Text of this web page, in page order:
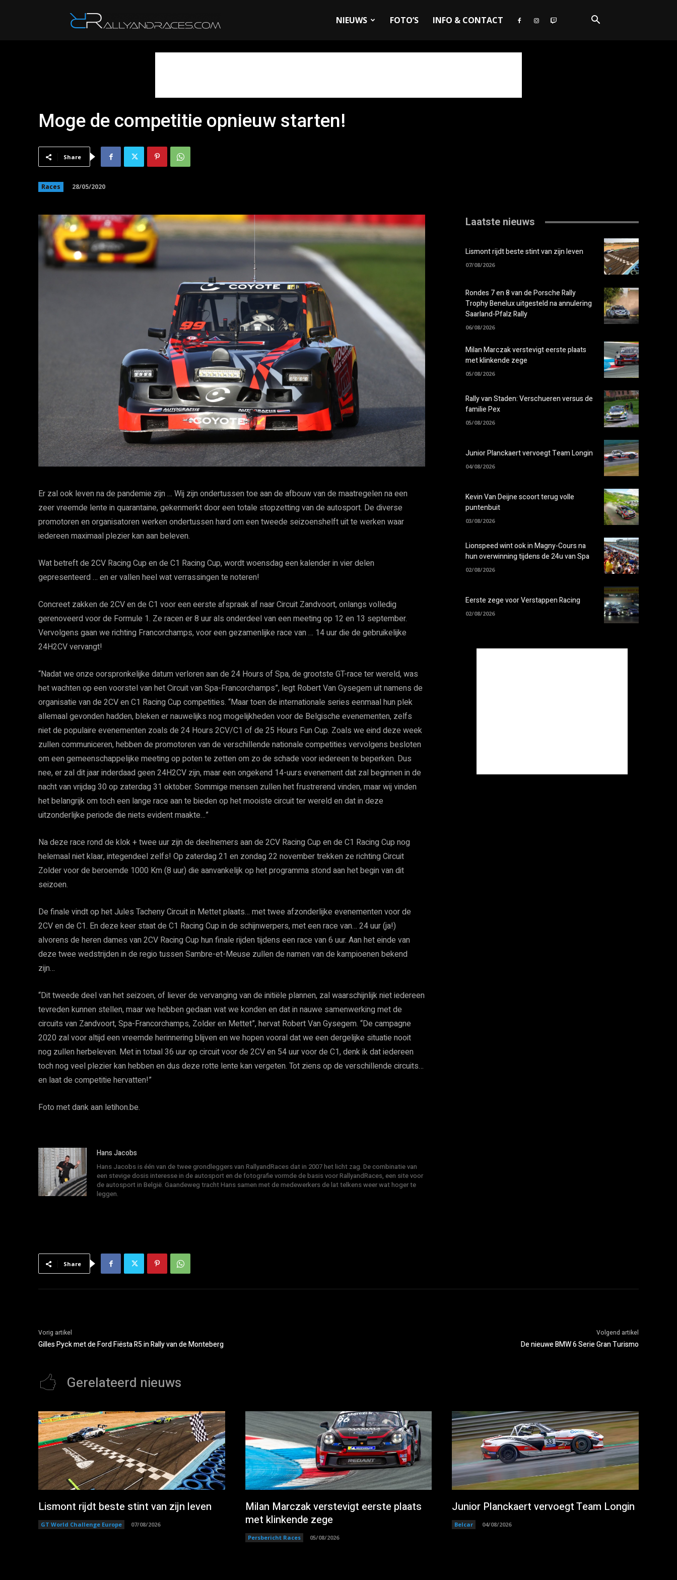
NIEUWS FOTO’S INFO & CONTACT
Moge de competitie opnieuw starten!
Share
Races 28/05/2020
Er zal ook leven na de pandemie zijn … Wij zijn ondertussen toe aan de afbouw van de maatregelen na een
zeer vreemde lente in quarantaine, gekenmerkt door een totale stopzetting van de autosport. De diverse
promotoren en organisatoren werken ondertussen hard om een tweede seizoenshelft uit te werken waar
iedereen maximaal plezier kan aan beleven.
Wat betreft de 2CV Racing Cup en de C1 Racing Cup, wordt woensdag een kalender in vier delen
gepresenteerd … en er vallen heel wat verrassingen te noteren!
Concreet zakken de 2CV en de C1 voor een eerste afspraak af naar Circuit Zandvoort, onlangs volledig
gerenoveerd voor de Formule 1. Ze racen er 8 uur als onderdeel van een meeting op 12 en 13 september.
Vervolgens gaan we richting Francorchamps, voor een gezamenlijke race van … 14 uur die de gebruikelijke
24H2CV vervangt!
“Nadat we onze oorspronkelijke datum verloren aan de 24 Hours of Spa, de grootste GT-race ter wereld, was
het wachten op een voorstel van het Circuit van Spa-Francorchamps”, legt Robert Van Gysegem uit namens de
organisatie van de 2CV en C1 Racing Cup competities. “Maar toen de internationale series eenmaal hun plek
allemaal gevonden hadden, bleken er nauwelijks nog mogelijkheden voor de Belgische evenementen, zelfs
niet de populaire evenementen zoals de 24 Hours 2CV/C1 of de 25 Hours Fun Cup. Zoals we eind deze week
zullen communiceren, hebben de promotoren van de verschillende nationale competities vervolgens besloten
om een ​​gemeenschappelijke meeting op poten te zetten om zo de schade voor iedereen te beperken. Dus
nee, er zal dit jaar inderdaad geen 24H2CV zijn, maar een ongekend 14-uurs evenement dat zal beginnen in de
nacht van vrijdag 30 op zaterdag 31 oktober. Sommige mensen zullen het frustrerend vinden, maar wij vinden
het belangrijk om toch een lange ​​race aan te bieden op het mooiste circuit ter wereld en dat in deze
uitzonderlijke periode die niets evident maakte…”
Na deze race rond de klok + twee uur zijn de deelnemers aan de 2CV Racing Cup en de C1 Racing Cup nog
helemaal niet klaar, integendeel zelfs! Op zaterdag 21 en zondag 22 november trekken ze richting Circuit
Zolder voor de beroemde 1000 Km (8 uur) die aanvankelijk op het programma stond aan het begin van dit
seizoen.
De finale vindt op het Jules Tacheny Circuit in Mettet plaats… met twee afzonderlijke evenementen voor de
2CV en de C1. En deze keer staat de C1 Racing Cup in de schijnwerpers, met een race van… 24 uur (ja!)
alvorens de heren dames van 2CV Racing Cup hun finale rijden tijdens een race van 6 uur. Aan het einde van
deze twee wedstrijden in de regio tussen Sambre-et-Meuse zullen de namen van de kampioenen bekend
zijn…
“Dit tweede deel van het seizoen, of liever de vervanging van de initiële plannen, zal waarschijnlijk niet iedereen
tevreden kunnen stellen, maar we hebben gedaan wat we konden en dat in nauwe samenwerking met de
circuits van Zandvoort, Spa-Francorchamps, Zolder en Mettet”, hervat Robert Van Gysegem. “De campagne
2020 zal voor altijd een vreemde herinnering blijven en we hopen vooral dat we een dergelijke situatie nooit
nog zullen herbeleven. Met in totaal 36 uur op circuit voor de 2CV en 54 uur voor de C1, denk ik dat iedereen
toch nog veel plezier kan hebben en dus deze rotte lente kan vergeten. Tot ziens op de verschillende circuits…
en laat de competitie hervatten!”
Foto met dank aan letihon.be.
Hans Jacobs
Hans Jacobs is één van de twee grondleggers van RallyandRaces dat in 2007 het licht zag. De combinatie van
een stevige dosis interesse in de autosport en de fotografie vormde de basis voor RallyandRaces, een site voor
de autosport in België. Gaandeweg tracht Hans samen met de medewerkers de lat telkens weer wat hoger te
leggen.
Laatste nieuws
Lismont rijdt beste stint van zijn leven
07/08/2026
Rondes 7 en 8 van de Porsche Rally
Trophy Benelux uitgesteld na annulering
Saarland-Pfalz Rally
06/08/2026
Milan Marczak verstevigt eerste plaats
met klinkende zege
05/08/2026
Rally van Staden: Verschueren versus de
familie Pex
05/08/2026
Junior Planckaert vervoegt Team Longin
04/08/2026
Kevin Van Deijne scoort terug volle
puntenbuit
03/08/2026
Lionspeed wint ook in Magny-Cours na
hun overwinning tijdens de 24u van Spa
02/08/2026
Eerste zege voor Verstappen Racing
02/08/2026
Share
Vorig artikel
Gilles Pyck met de Ford Fiësta R5 in Rally van de Monteberg
Volgend artikel
De nieuwe BMW 6 Serie Gran Turismo
Gerelateerd nieuws
Lismont rijdt beste stint van zijn leven
GT World Challenge Europe 07/08/2026
Milan Marczak verstevigt eerste plaats
met klinkende zege
Persbericht Races 05/08/2026
Junior Planckaert vervoegt Team Longin
Belcar 04/08/2026